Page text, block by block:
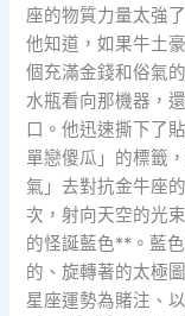
座的物質力量太強
他知道，如果牛土
個充滿金錢和俗氣
水瓶看向那機器，
口。他迅速撕下了
單戀傻瓜」的標籤
氣」去對抗金牛座
次，射向天空的光
的怪誕藍色**。藍
的、旋轉著的太極
星座運勢為賭注、